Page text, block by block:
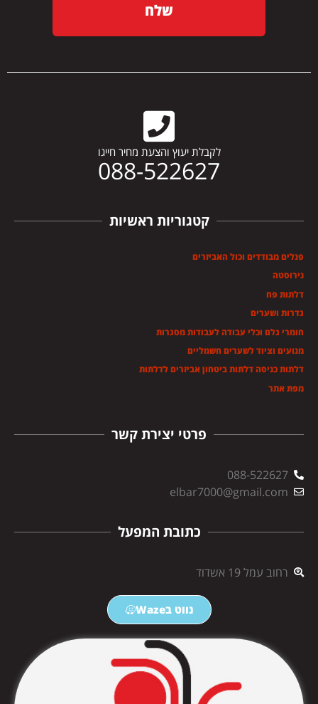
שלח
לקבלת יעוץ והצעת מחיר חייגו
088-522627
פרטי יצירת קשר
088-522627
elbar7000@gmail.com
כתובת המפעל
רחוב עמל 19 אשדוד
נווט בWaze
קטגוריות ראשיות
פנלים מבודדים וכול האביזרים
נירוסטה
דלתות פח
גדרות ושערים
חומרי גלם וכלי עבודה לעבודות מסגרות
מנועים וציוד לשערים חשמליים
דלתות כניסה דלתות ביטחון אביזרים לדלתות
מפת אתר